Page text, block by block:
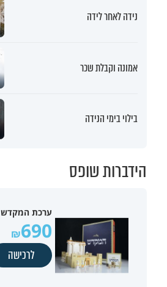
נידה לאחר לידה
אמונה וקבלת שכר
בילוי בימי הנידה
הידברות שופס
ערכת המקדש
690
לרכישה